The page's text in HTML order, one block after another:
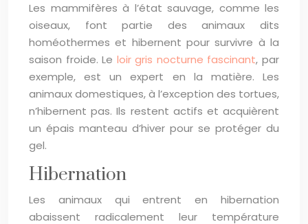
Les mammifères à l’état sauvage, comme les
oiseaux, font partie des animaux dits
homéothermes et hibernent pour survivre à la
saison froide. Le loir gris nocturne fascinant, par
exemple, est un expert en la matière. Les
animaux domestiques, à l’exception des tortues,
n’hibernent pas. Ils restent actifs et acquièrent
un épais manteau d’hiver pour se protéger du
gel.
Hibernation
Les animaux qui entrent en hibernation
abaissent radicalement leur température